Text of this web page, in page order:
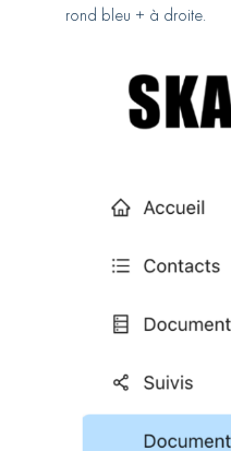
rond bleu + à droite.